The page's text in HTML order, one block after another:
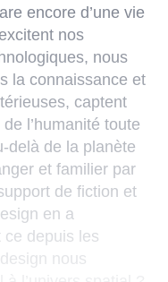
encore d’une vie
nos
nous
la connaissance et
captent
l’humanité toute
delà de la planète
et familier par
de fiction et
en a
depuis les
nous